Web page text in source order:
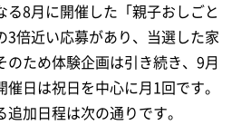
る8月に開催した「親子おしごと
3倍近い応募があり、当選した家
のため体験企画は引き続き、9月
催日は祝日を中心に月1回です。
加日程は次の通りです。